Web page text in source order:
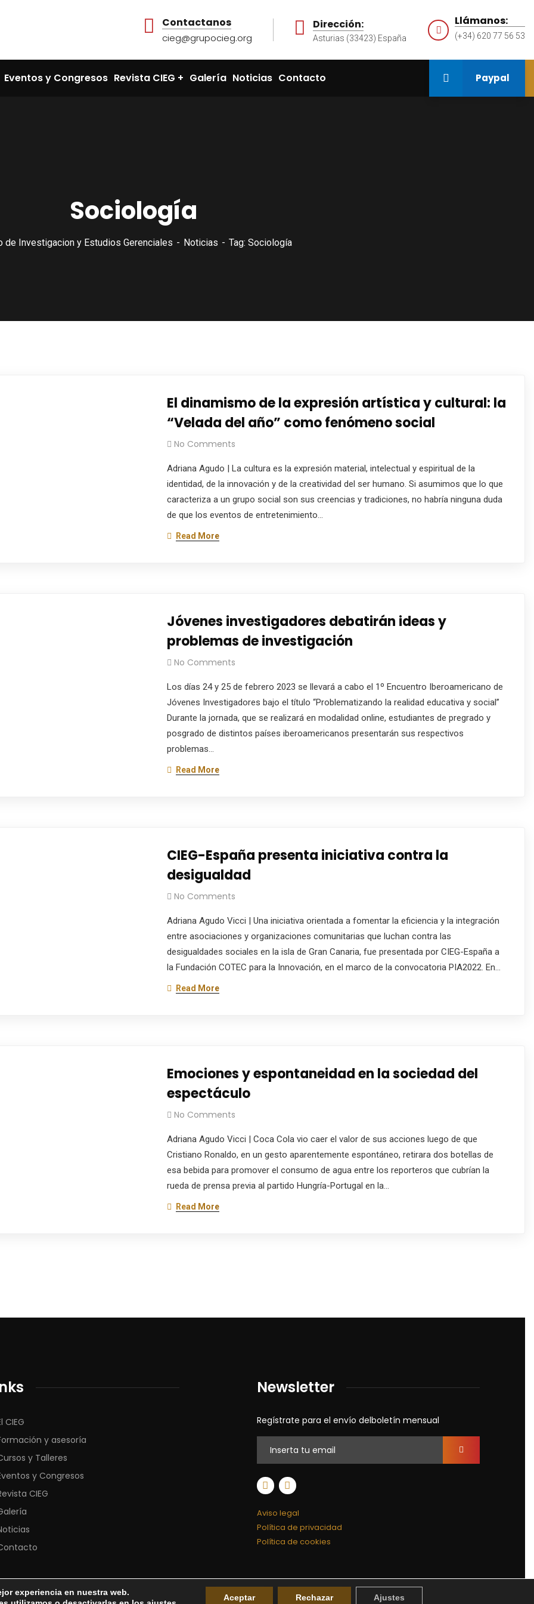
Contactanos
cieg@grupocieg.org
Dirección:
Asturias (33423) España
Llámanos:
(+34) 620 77 56 53
Eventos y Congresos Revista CIEG Galería Noticias Contacto Paypal
Sociología
de Investigacion y Estudios Gerenciales Noticias Tag: Sociología
El dinamismo de la expresión artística y cultural: la
“Velada del año” como fenómeno social
No Comments
Adriana Agudo | La cultura es la expresión material, intelectual y espiritual de la
identidad, de la innovación y de la creatividad del ser humano. Si asumimos que lo que
caracteriza a un grupo social son sus creencias y tradiciones, no habría ninguna duda
de que los eventos de entretenimiento…
Read More
Jóvenes investigadores debatirán ideas y
problemas de investigación
No Comments
Los días 24 y 25 de febrero 2023 se llevará a cabo el 1º Encuentro Iberoamericano de
Jóvenes Investigadores bajo el título “Problematizando la realidad educativa y social”
Durante la jornada, que se realizará en modalidad online, estudiantes de pregrado y
posgrado de distintos países iberoamericanos presentarán sus respectivos
problemas…
Read More
CIEG-España presenta iniciativa contra la
desigualdad
No Comments
Adriana Agudo Vicci | Una iniciativa orientada a fomentar la eficiencia y la integración
entre asociaciones y organizaciones comunitarias que luchan contra las
desigualdades sociales en la isla de Gran Canaria, fue presentada por CIEG-España a
la Fundación COTEC para la Innovación, en el marco de la convocatoria PIA2022. En…
Read More
Emociones y espontaneidad en la sociedad del
espectáculo
No Comments
Adriana Agudo Vicci | Coca Cola vio caer el valor de sus acciones luego de que
Cristiano Ronaldo, en un gesto aparentemente espontáneo, retirara dos botellas de
esa bebida para promover el consumo de agua entre los reporteros que cubrían la
rueda de prensa previa al partido Hungría-Portugal en la…
Read More
CIEG
y asesoría
y Talleres
y Congresos
CIEG
Newsletter
Regístrate para el envío delboletín mensual
Aviso legal
Política de privacidad
Política de cookies
experiencia en nuestra web.
Aceptar Rechazar Ajustes